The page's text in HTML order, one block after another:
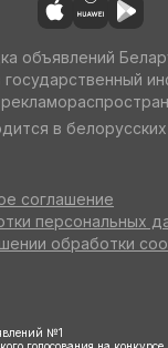
объявлений
в
соглашение
персональных
обработки
№1